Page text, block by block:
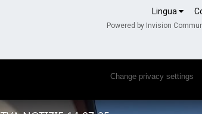
Lingua
Powered by Invision
Change privacy settings